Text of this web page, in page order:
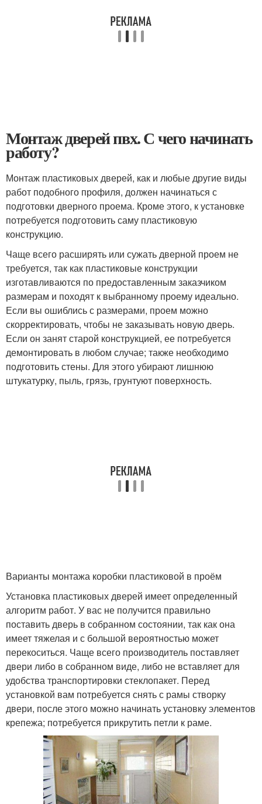
Монтаж дверей пвх. С чего начинать
работу?
Монтаж пластиковых дверей, как и любые другие виды
работ подобного профиля, должен начинаться с
подготовки дверного проема. Кроме этого, к установке
потребуется подготовить саму пластиковую
конструкцию.
Чаще всего расширять или сужать дверной проем не
требуется, так как пластиковые конструкции
изготавливаются по предоставленным заказчиком
размерам и походят к выбранному проему идеально.
Если вы ошиблись с размерами, проем можно
скорректировать, чтобы не заказывать новую дверь.
Если он занят старой конструкцией, ее потребуется
демонтировать в любом случае; также необходимо
подготовить стены. Для этого убирают лишнюю
штукатурку, пыль, грязь, грунтуют поверхность.
Варианты монтажа коробки пластиковой в проём
Установка пластиковых дверей имеет определенный
алгоритм работ. У вас не получится правильно
поставить дверь в собранном состоянии, так как она
имеет тяжелая и с большой вероятностью может
перекоситься. Чаще всего производитель поставляет
двери либо в собранном виде, либо не вставляет для
удобства транспортировки стеклопакет. Перед
установкой вам потребуется снять с рамы створку
двери, после этого можно начинать установку элементов
крепежа; потребуется прикрутить петли к раме.